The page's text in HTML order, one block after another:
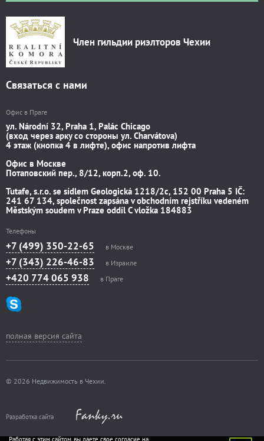
Член гильдии риэлторов Чехии
Связаться с нами
Офис в Праге
ул. Národní 32, Praha 1, Palác Chicago
(вход через арку со стороны ул. Charvátova)
4 этаж (кнопка 4 в лифте), офис напротив лифта
Офис в Москве
Потаповский пер., 8/12, корп.2, оф. 10.
Tutafe, s.r.o. se sídlem Geologická 1218/2c, 152 00 Praha 5 IČ:
241 67 134, společnost zapsána v obchodním rejstříku vedeném
Městským soudem v Praze oddíl C vložka 184883
Телефоны
+7 (499) 350-22-65 в Москве
+7 (343) 226-46-83 в Израиле
+420 774 065 938 в Праге
полная версия сайта
© 2026 Недвижимость в Чехии.
Разработка сайта
Работая с этим сайтом, вы даете свое согласие на